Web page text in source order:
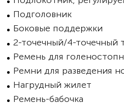
Подголовник
Боковые поддержки
2-точечный/4-точечный
Ремень для
Ремни для разведения
Нагрудный жилет
Ремень-бабочка